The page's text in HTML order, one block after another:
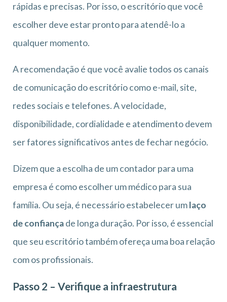
rápidas e precisas. Por isso, o escritório que você
escolher deve estar pronto para atendê-lo a
qualquer momento.
A recomendação é que você avalie todos os canais
de comunicação do escritório como e-mail, site,
redes sociais e telefones. A velocidade,
disponibilidade, cordialidade e atendimento devem
ser fatores significativos antes de fechar negócio.
Dizem que a escolha de um contador para uma
empresa é como escolher um médico para sua
família. Ou seja, é necessário estabelecer umlaço
de confiançade longa duração. Por isso, é essencial
que seu escritório também ofereça uma boa relação
com os profissionais.
Passo 2 – Verifique a infraestrutura